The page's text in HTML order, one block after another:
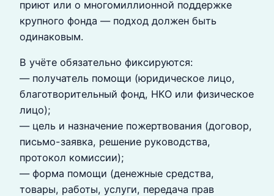
приют или о многомиллионной поддержке
крупного фонда — подход должен быть
одинаковым.
В учёте обязательно фиксируются:
— получатель помощи (юридическое лицо,
благотворительный фонд, НКО или физическое
лицо);
— цель и назначение пожертвования (договор,
письмо-заявка, решение руководства,
протокол комиссии);
— форма помощи (денежные средства,
товары, работы, услуги, передача прав